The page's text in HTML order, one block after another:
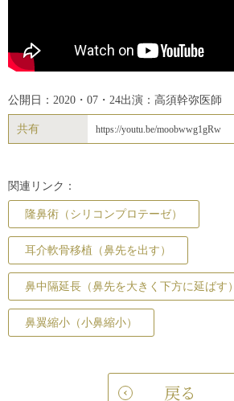
公開日：2020・07・24出演：高須幹弥医師
共有 https://youtu.be/moobwwg1gRw
関連リンク：
隆鼻術（シリコンプロテーゼ）
耳介軟骨移植（鼻先を出す）
鼻中隔延長（鼻先を大きく下方に延ばす）
鼻翼縮小（小鼻縮小）
戻る